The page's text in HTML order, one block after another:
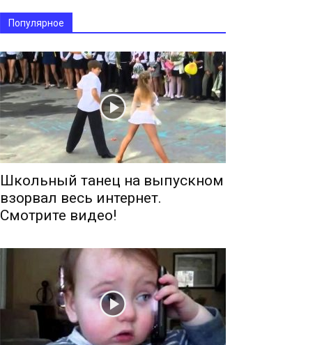
Популярное
Школьный танец на выпускном
взорвал весь интернет.
Смотрите видео!